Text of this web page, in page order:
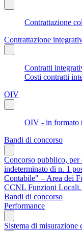
Contrattazione
Contrattazione
Contratti
Costi contratti
OIV
OIV - in formato
Bandi di concorso
Concorso pubblico, per
indeterminato di n. 1
Contabile" – Area dei
CCNL Funzioni Locali.
Bandi di concorso
Performance
Sistema di misurazione